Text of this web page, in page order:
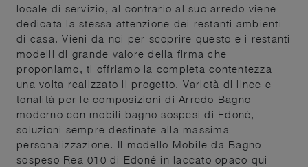
locale di servizio, al contrario al suo arredo viene
dedicata la stessa attenzione dei restanti ambienti
di casa. Vieni da noi per scoprire questo e i restanti
modelli di grande valore della firma che
proponiamo, ti offriamo la completa contentezza
una volta realizzato il progetto. Varietà di linee e
tonalità per le composizioni di Arredo Bagno
moderno con mobili bagno sospesi di Edoné,
soluzioni sempre destinate alla massima
personalizzazione. Il modello Mobile da Bagno
sospeso Rea 010 di Edoné in laccato opaco qui